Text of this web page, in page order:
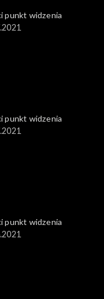
punkt widzenia
punkt widzenia
punkt widzenia